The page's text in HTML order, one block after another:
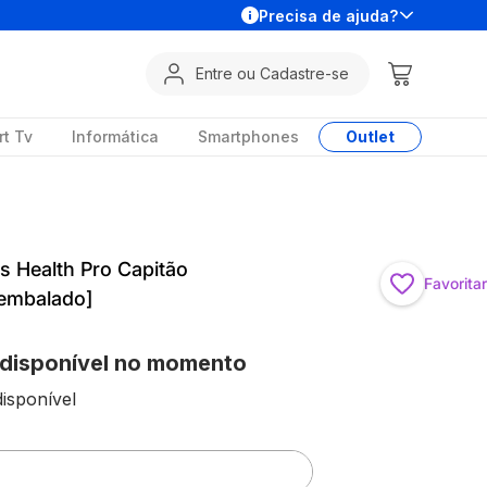
Precisa de ajuda?
Entre ou Cadastre-se
Tv Informática Smartphones Outlet
Health Pro Capitão
Favoritar
no momento